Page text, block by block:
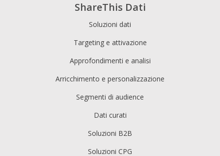
ShareThis Dati
Soluzioni dati
Targeting e attivazione
Approfondimenti e analisi
Arricchimento e personalizzazione
Segmenti di audience
Dati curati
Soluzioni B2B
Soluzioni CPG